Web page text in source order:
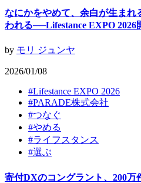
なにかをやめて、余白が生まれ
われる──Lifestance EXPO 2026
by モリ ジュンヤ
2026/01/08
#Lifestance EXPO 2026
#PARADE株式会社
#つなぐ
#やめる
#ライフスタンス
#選ぶ
寄付DXのコングラント、200